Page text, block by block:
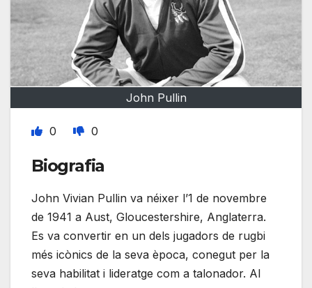
John Pullin
0 0
Biografia
John Vivian Pullin va néixer l’1 de novembre
de 1941 a Aust, Gloucestershire, Anglaterra.
Es va convertir en un dels jugadors de rugbi
més icònics de la seva època, conegut per la
seva habilitat i lideratge com a talonador. Al